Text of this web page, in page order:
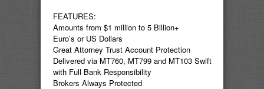
FEATURES:
Amounts from $1 million to 5 Billion+
Euro’s or US Dollars
Great Attorney Trust Account Protection
Delivered via MT760, MT799 and MT103 Swift
with Full Bank Responsibility
Brokers Always Protected